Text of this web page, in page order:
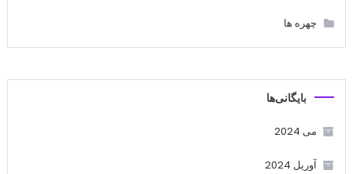
چهره ها
بایگانی‌ها
می 2024
آوریل 2024